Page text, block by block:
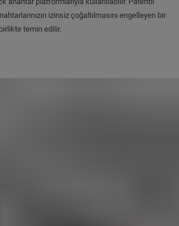
izinsiz çoğaltılmasını engelleyen bir
temin edilir.